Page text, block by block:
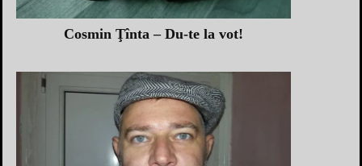
Cosmin Ţînta – Du-te la vot!